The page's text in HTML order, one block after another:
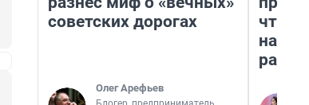
советских дорогах
Олег Арефьев
на
ради